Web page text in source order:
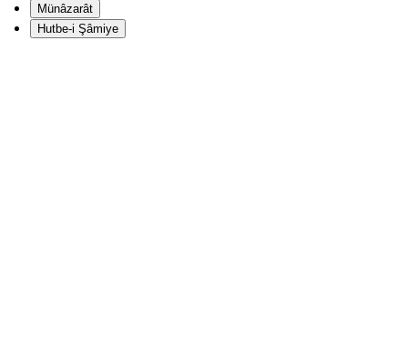
Münâzarât
Hutbe-i Şâmiye